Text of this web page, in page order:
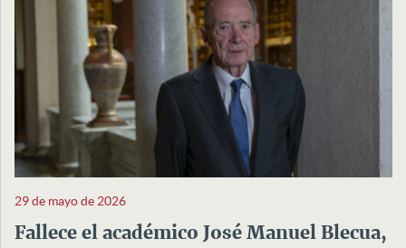
29 de mayo de 2026
Fallece el académico José Manuel Blecua,